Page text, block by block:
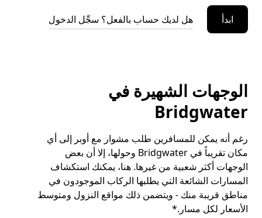
ابدأ هل لديك حساب بالفعل؟ سجِّل الدخول
الوجهات الشهيرة في
Bridgwater
رغم أنه يمكن للمسافرين طلب مشوار مع أوبر إلى أي
مكان تقريباً في Bridgwater وحولها، إلا أن بعض
الوجهات أكثر شعبية من غيرها. هنا، يمكنك استكشاف
المسارات الشائعة التي يطلبها الركاب الموجودون في
مناطق قريبة منك - ويتضمن ذلك مواقع النزول ومتوسط
الأسعار لكل مسار.*